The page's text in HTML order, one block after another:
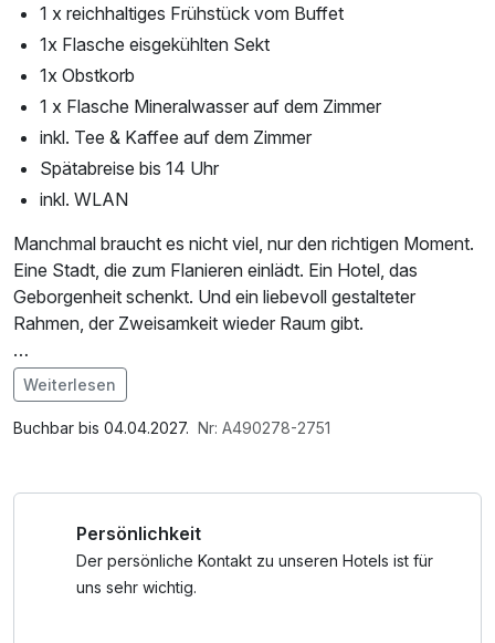
1 x reichhaltiges Frühstück vom Buffet
1x Flasche eisgekühlten Sekt
1x Obstkorb
1 x Flasche Mineralwasser auf dem Zimmer
inkl. Tee & Kaffee auf dem Zimmer
Spätabreise bis 14 Uhr
inkl. WLAN
Manchmal braucht es nicht viel, nur den richtigen Moment.
Eine Stadt, die zum Flanieren einlädt. Ein Hotel, das
Geborgenheit schenkt. Und ein liebevoll gestalteter
Rahmen, der Zweisamkeit wieder Raum gibt.
Mit unserem „Sleep & Kiss“-Arrangement wird aus einem
Kurztrip ein kleines Liebesabenteuer. Lassen Sie den Alltag
hinter sich, genießen Sie die Nähe und spüren Sie, wie
Kurztrip – dieses Arrangement ist wie gemacht für verliebte
Stunden zu zweit. Lassen Sie sich verwöhnen und
genießen Sie Ihre Zeit in Aachen mit allen Sinnen.
Im Angebot enthalten
1 Flasche Mineralwasser, W-LAN Nutzung /
Weiterlesen
Buchbar bis 04.04.2027. Nr: A490278-2751
Persönlichkeit
Der persönliche Kontakt zu unseren Hotels ist für
uns sehr wichtig.